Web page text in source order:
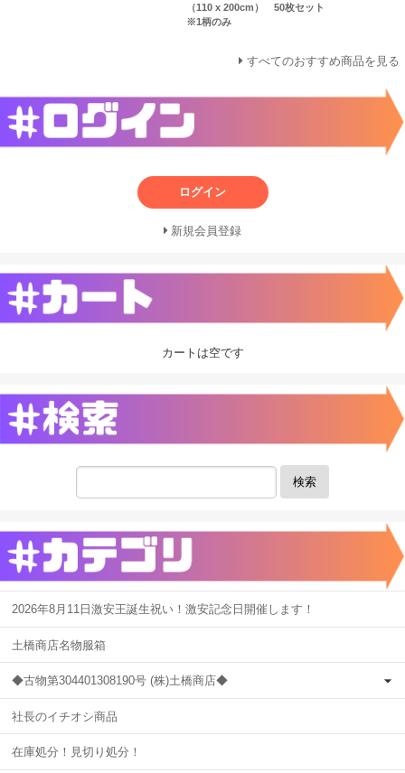
（110 x 200cm） 50枚セット
※1柄のみ
すべてのおすすめ商品を見る
ログイン
新規会員登録
カートは空です
検索
2026年8月11日激安王誕生祝い！激安記念日開催します！
土橋商店名物服箱
◆古物第304401308190号 (株)土橋商店◆
社長のイチオシ商品
在庫処分！見切り処分！